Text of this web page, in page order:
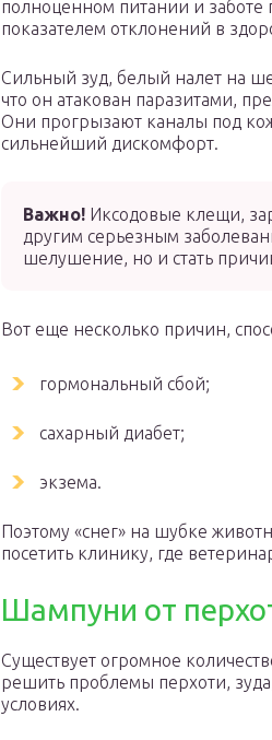
полноценном питании и заботе
показателем отклонений в
Сильный зуд, белый налет на
что он атакован паразитами,
Они прогрызают каналы под
сильнейший дискомфорт.
Важно! Иксодовые клещи,
другим серьезным
шелушение, но и стать
Вот еще несколько причин,
гормональный сбой;
сахарный диабет;
экзема.
Поэтому «снег» на шубке
посетить клинику, где
Шампуни от
Существует огромное
решить проблемы перхоти,
условиях.